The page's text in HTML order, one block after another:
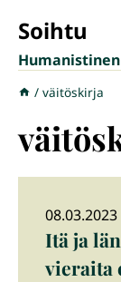
sisältöön
Soihtu
/ väitöskirja
Itä ja
vieraita